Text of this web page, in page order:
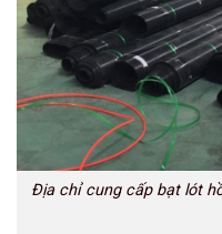
Địa chỉ cung cấp bạt lót